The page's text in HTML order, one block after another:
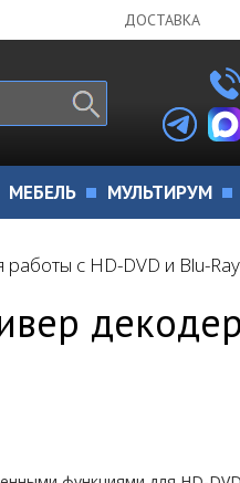
ДОСТАВКА
МЕБЕЛЬ МУЛЬТИРУМ
с HD-DVD и Blu-